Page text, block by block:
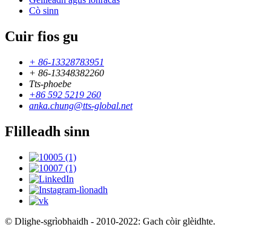
Cò sinn
Cuir fios gu
+ 86-13328783951
+ 86-13348382260
Tts-phoebe
+86 592 5219 260
anka.chung@tts-global.net
Flilleadh sinn
© Dlighe-sgrìobhaidh - 2010-2022: Gach còir glèidhte.